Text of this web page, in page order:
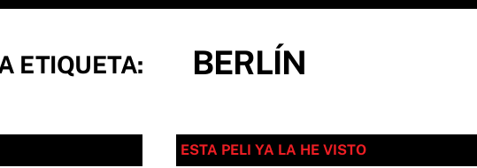
ETIQUETA: BERLÍN
ESTA PELI YA LA HE VISTO